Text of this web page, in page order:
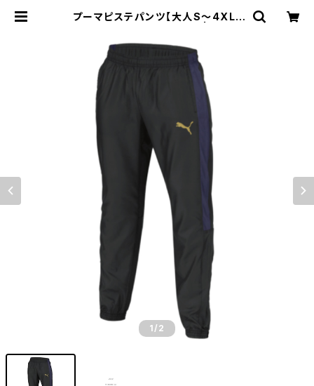
プーマピステパンツ【大人S～4XL】
1 /2